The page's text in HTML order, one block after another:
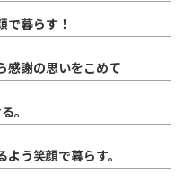
で暮らす！
感謝の思いをこめて
。
よう笑顔で暮らす。